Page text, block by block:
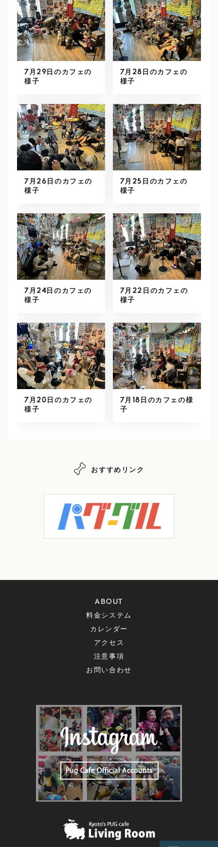
7月29日のカフェの
様子
7月28日のカフェの
様子
7月26日のカフェの
様子
7月25日のカフェの
様子
7月24日のカフェの
様子
7月22日のカフェの
様子
7月20日のカフェの
様子
7月18日のカフェの様
子
おすすめリンク
ABOUT
料金システム
カレンダー
アクセス
注意事項
お問い合わせ